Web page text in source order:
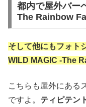
都内で屋外バー
The Rainbow
そして他にもフォト
WILD MAGIC -The
こちらも屋外にある
ですよ。 ティピテン